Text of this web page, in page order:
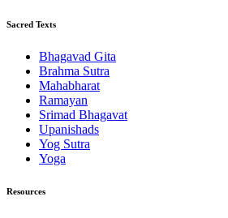
Sacred Texts
Bhagavad Gita
Brahma Sutra
Mahabharat
Ramayan
Srimad Bhagavat
Upanishads
Yog Sutra
Yoga
Resources